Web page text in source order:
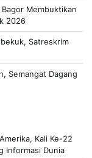
Bagor Membuktikan
2026
Satreskrim
Semangat Dagang
Kali Ke-22
Informasi Dunia